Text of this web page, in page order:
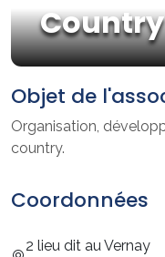
Objet de
Organisation,
country.
Coordonnées
2 lieu dit au Vernay